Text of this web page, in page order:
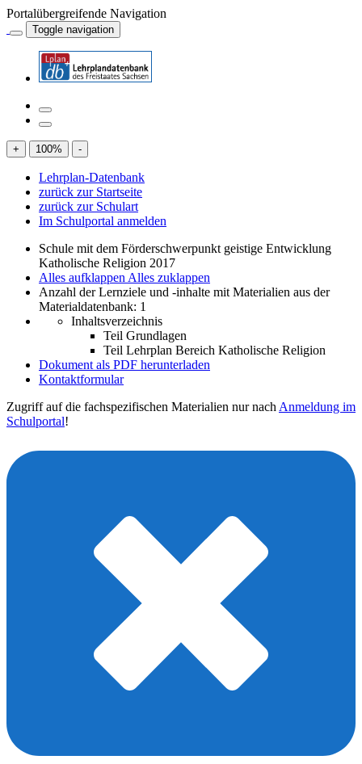
Portalübergreifende Navigation
Toggle navigation
+ 100% -
Lehrplan-Datenbank
zurück zur Startseite
zurück zur Schulart
Im Schulportal anmelden
Schule mit dem Förderschwerpunkt geistige Entwicklung
Katholische Religion 2017
Alles aufklappen Alles zuklappen
Anzahl der Lernziele und -inhalte mit Materialien aus der
Materialdatenbank: 1
Inhaltsverzeichnis
Teil Grundlagen
Teil Lehrplan Bereich Katholische Religion
Dokument als PDF herunterladen
Kontaktformular
Zugriff auf die fachspezifischen Materialien nur nach Anmeldung im
Schulportal!